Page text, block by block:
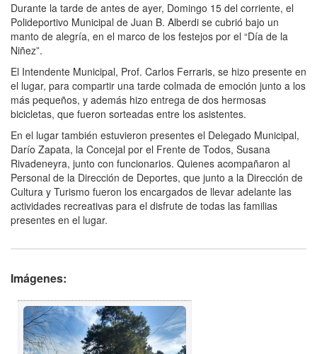
Durante la tarde de antes de ayer, Domingo 15 del corriente, el
Polideportivo Municipal de Juan B. Alberdi se cubrió bajo un
manto de alegría, en el marco de los festejos por el “Día de la
Niñez”.
El Intendente Municipal, Prof. Carlos Ferraris, se hizo presente en
el lugar, para compartir una tarde colmada de emoción junto a los
más pequeños, y además hizo entrega de dos hermosas
bicicletas, que fueron sorteadas entre los asistentes.
En el lugar también estuvieron presentes el Delegado Municipal,
Darío Zapata, la Concejal por el Frente de Todos, Susana
Rivadeneyra, junto con funcionarios. Quienes acompañaron al
Personal de la Dirección de Deportes, que junto a la Dirección de
Cultura y Turismo fueron los encargados de llevar adelante las
actividades recreativas para el disfrute de todas las familias
presentes en el lugar.
Imágenes: